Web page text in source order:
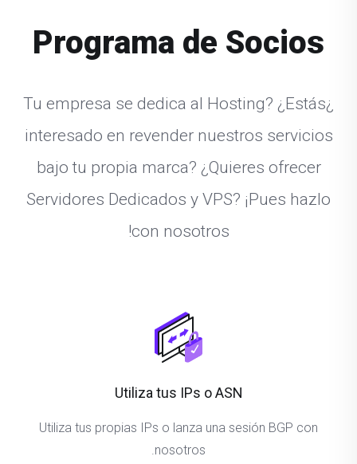
Programa de Socios
¿Tu empresa se dedica al Hosting? ¿Estás
interesado en revender nuestros servicios
bajo tu propia marca? ¿Quieres ofrecer
Servidores Dedicados y VPS? ¡Pues hazlo
con nosotros!
Utiliza tus IPs o ASN
Utiliza tus propias IPs o lanza una sesión BGP con
nosotros.